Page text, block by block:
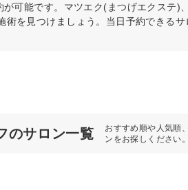
可能です。マツエク(まつげエクステ)
を見つけましょう。当日予約できるサ
のサロン一覧
おすすめ順や人気順
ンをお探しください。